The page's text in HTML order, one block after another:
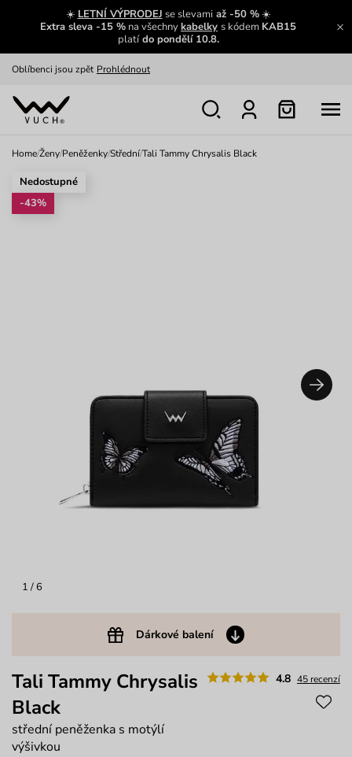
☀️ LETNÍ VÝPRODEJ se slevamiaž -50 %☀️
Extra sleva -15 % na všechnykabelky s kódem KAB15
platído pondělí 10.8.
Zajímavosti ze světa Vuch:
Zobrazit
Oblíbenci jsou zpět Prohlédnout
Nech se inspirovat
Home/Ženy/Peněženky/Střední/Tali Tammy Chrysalis Black
1 / 6
Dárkové balení
Nedostupné
-43%
4.8 45 recenzí
Tali Tammy Chrysalis
Black
střední peněženka s motýlí
výšivkou